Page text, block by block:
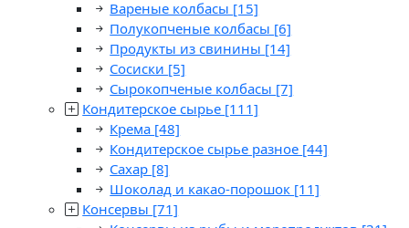
Вареные колбасы [15]
Полукопченые колбасы [6]
Продукты из свинины [14]
Сосиски [5]
Сырокопченые колбасы [7]
Кондитерское сырье [111]
Крема [48]
Кондитерское сырье разное [44]
Сахар [8]
Шоколад и какао-порошок [11]
Консервы [71]